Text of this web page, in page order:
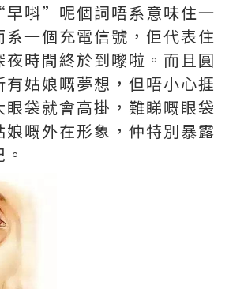
唞”呢個詞唔系意味住一
系一個充電信號，佢代表住
夜時間終於到嚟啦。而且圓
有姑娘嘅夢想，但唔小心捱
眼袋就會高掛，難睇嘅眼袋
娘嘅外在形象，仲特別暴露